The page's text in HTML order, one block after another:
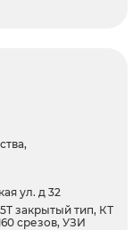
ул. д 32
закрытый тип, КТ
срезов, УЗИ